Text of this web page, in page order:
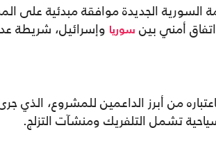
السورية الجديدة موافقة مبدئية على
أمني بين سوريا وإسرائيل، شريطة
من أبرز الداعمين للمشروع، الذي
تشمل التلفريك ومنشآت التزلج.